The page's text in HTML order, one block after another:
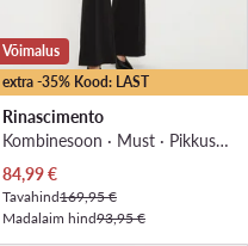
extra -35% Kood: LAST
Võimalus
Rinascimento
Kombinesoon · Must · Pikkus 7/8
Praegune hind
84,99€
Tavahind169,95 €
Madalaim hind93,95 €